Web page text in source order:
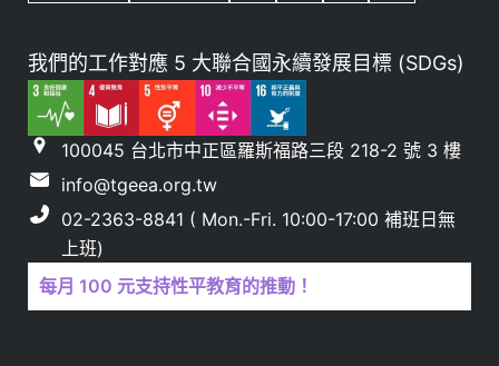
我們的工作對應 5 大聯合國永續發展目標 (SDGs)
100045 台北市中正區羅斯福路三段 218-2 號 3 樓
info@tgeea.org.tw
02-2363-8841 ( Mon.-Fri. 10:00-17:00 補班日無
上班)
每月 100 元支持性平教育的推動！